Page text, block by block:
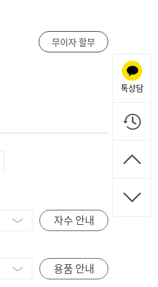
무이자 할부
자수 안내
용품 안내
톡상담